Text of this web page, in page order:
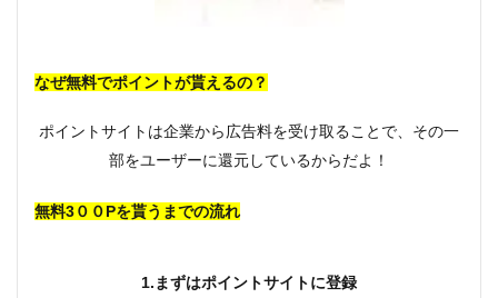
なぜ無料でポイントが貰えるの？
ポイントサイトは企業から広告料を受け取ることで、その一
部をユーザーに還元しているからだよ！
無料3００Pを貰うまでの流れ
1.まずはポイントサイトに登録